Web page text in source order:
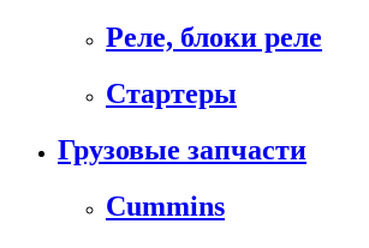
Реле, блоки реле
Стартеры
Грузовые запчасти
Cummins